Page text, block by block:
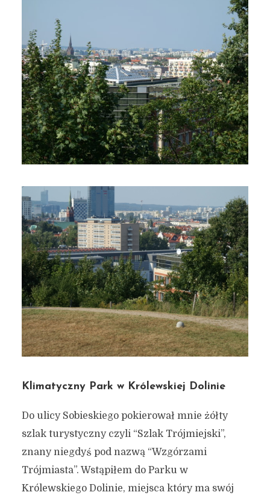
Klimatyczny Park w Królewskiej Dolinie
Do ulicy Sobieskiego pokierował mnie żółty
szlak turystyczny czyli “Szlak Trójmiejski”,
znany niegdyś pod nazwą “Wzgórzami
Trójmiasta”. Wstąpiłem do Parku w
Królewskiego Dolinie, miejsca który ma swój